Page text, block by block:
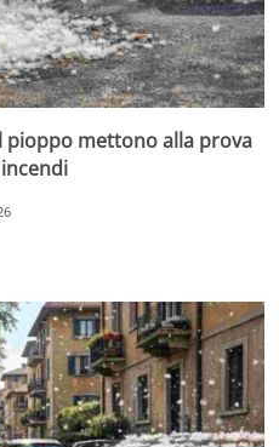
pioppo mettono alla prova